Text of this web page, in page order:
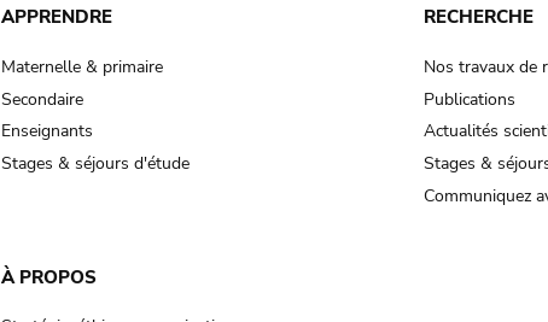
APPRENDRE
Maternelle & primaire
Secondaire
Enseignants
Stages & séjours d'étude
RECHERCHE
Nos travaux de
Publications
Actualités
Stages &
Communiquez
À PROPOS